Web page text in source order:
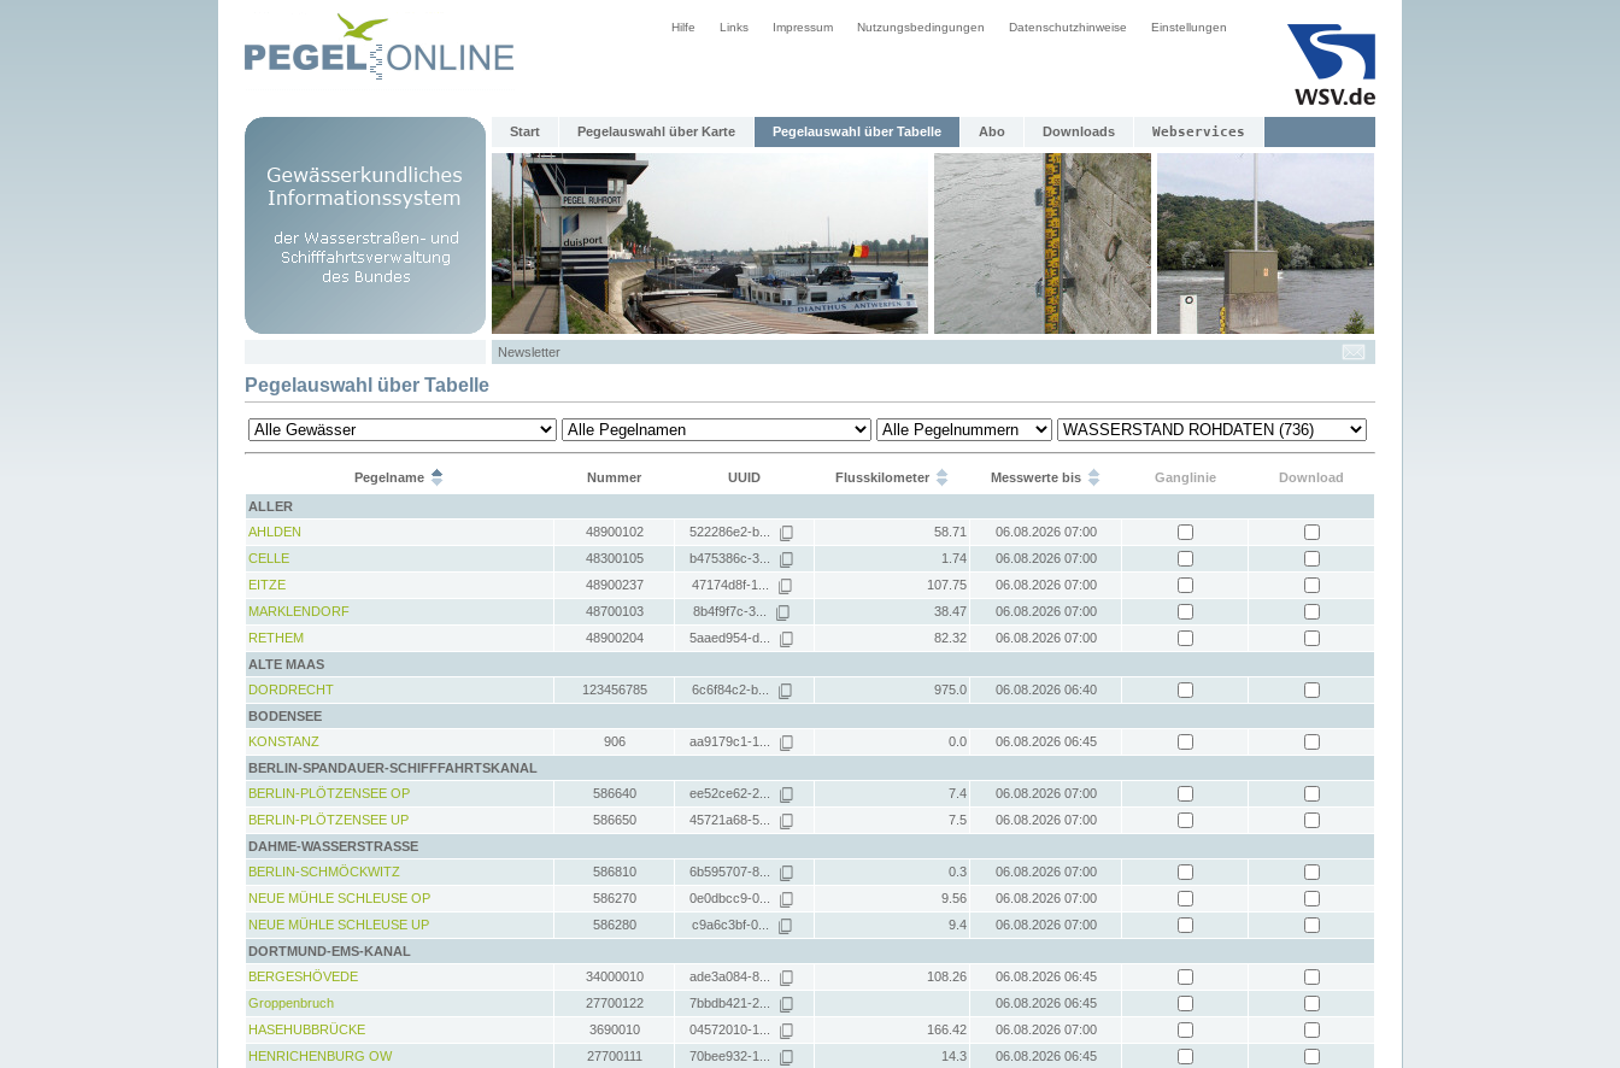
Hilfe Links Impressum Nutzungsbedingungen Datenschutzhinweise Einstellungen
Start Pegelauswahl über Karte Pegelauswahl über Tabelle Abo Downloads Webservices
Newsletter
Pegelauswahl über Tabelle
Pegelname Nummer UUID Flusskilometer Messwerte bis Ganglinie
Download
ALLER
AHLDEN
48900102 522286e2-b... 58.71
06.08.2026 07:00
CELLE
48300105 b475386c-3... 1.74
06.08.2026 07:00
EITZE
48900237 47174d8f-1... 107.75
06.08.2026 07:00
MARKLENDORF
48700103 8b4f9f7c-3... 38.47
06.08.2026 07:00
RETHEM
48900204 5aaed954-d... 82.32
06.08.2026 07:00
ALTE MAAS
DORDRECHT
123456785 6c6f84c2-b... 975.0
06.08.2026 06:40
BODENSEE
KONSTANZ
906 aa9179c1-1... 0.0
06.08.2026 06:45
BERLIN-SPANDAUER-SCHIFFFAHRTSKANAL
BERLIN-PLÖTZENSEE OP
586640 ee52ce62-2... 7.4
06.08.2026 07:00
BERLIN-PLÖTZENSEE UP
586650 45721a68-5... 7.5
06.08.2026 07:00
DAHME-WASSERSTRASSE
BERLIN-SCHMÖCKWITZ
586810 6b595707-8... 0.3
06.08.2026 07:00
NEUE MÜHLE SCHLEUSE OP
586270 0e0dbcc9-0... 9.56
06.08.2026 07:00
NEUE MÜHLE SCHLEUSE UP
586280 c9a6c3bf-0... 9.4
06.08.2026 07:00
DORTMUND-EMS-KANAL
BERGESHÖVEDE
34000010 ade3a084-8... 108.26
06.08.2026 06:45
Groppenbruch
27700122 7bbdb421-2...
06.08.2026 06:45
HASEHUBBRÜCKE
3690010 04572010-1... 166.42
06.08.2026 07:00
HENRICHENBURG OW
27700111 70bee932-1... 14.3
06.08.2026 06:45